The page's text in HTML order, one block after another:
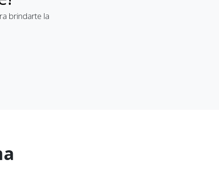
brindarte la